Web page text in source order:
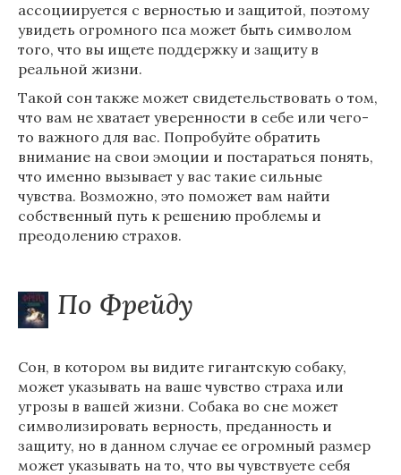
ассоциируется с верностью и защитой, поэтому
увидеть огромного пса может быть символом
того, что вы ищете поддержку и защиту в
реальной жизни.
Такой сон также может свидетельствовать о том,
что вам не хватает уверенности в себе или чего-
то важного для вас. Попробуйте обратить
внимание на свои эмоции и постараться понять,
что именно вызывает у вас такие сильные
чувства. Возможно, это поможет вам найти
собственный путь к решению проблемы и
преодолению страхов.
По Фрейду
Сон, в котором вы видите гигантскую собаку,
может указывать на ваше чувство страха или
угрозы в вашей жизни. Собака во сне может
символизировать верность, преданность и
защиту, но в данном случае ее огромный размер
может указывать на то, что вы чувствуете себя